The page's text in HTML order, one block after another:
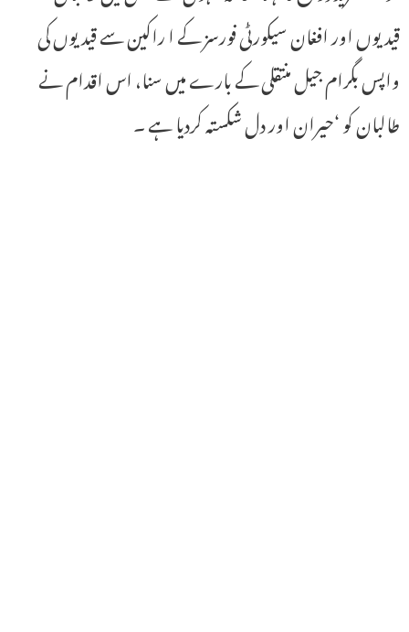
قیدیوں اور افغان سیکورٹی فورسز کے ا راکین سے قیدیوں کی
واپس بگرام جیل منتقلی کے بارے میں سنا، اس اقدام نے
طالبان کو ‘حیران اور دل شکستہ کردیا ہے ۔